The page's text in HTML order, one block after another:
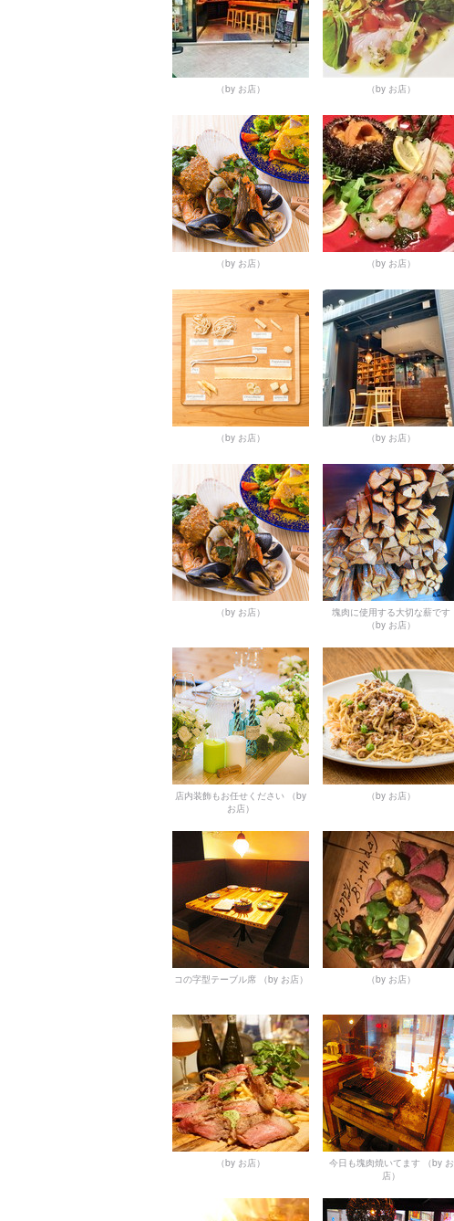
（by お店） （by お店）
（by お店） （by お店）
（by お店） （by お店）
（by お店）
塊肉に使用する大切な薪です
（by お店）
店内装飾もお任せください
（by
お店）
（by お店）
コの字型テーブル席 （by お店） （by お店）
（by お店） 今日も塊肉焼いてます
（by お
店）